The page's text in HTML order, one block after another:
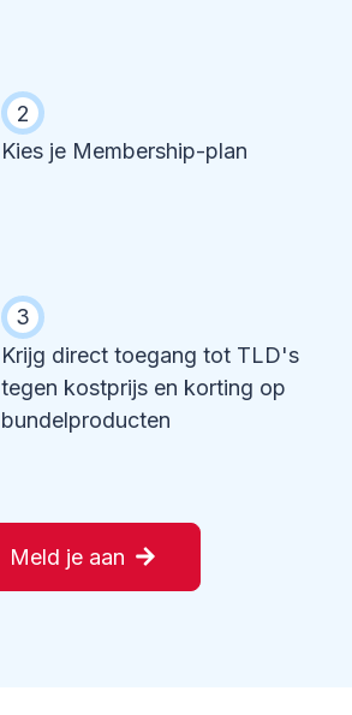
2
Kies je Membership-plan
3
Krijg direct toegang tot TLD's
tegen kostprijs en korting op
bundelproducten
Meld je aan